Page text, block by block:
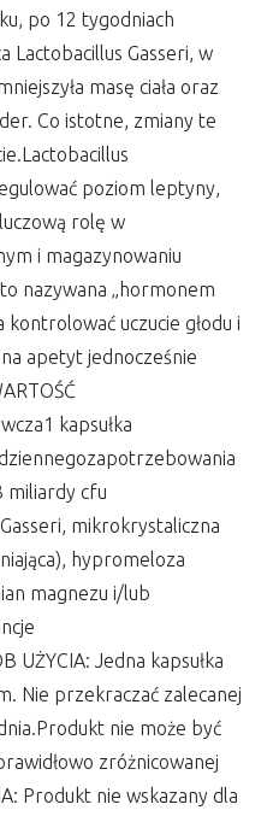
po 12 tygodniach
Lactobacillus Gasseri, w
masę ciała oraz
Co istotne, zmiany te
poziom leptyny,
rolę w
i magazynowaniu
nazywana „hormonem
uczucie głodu i
na apetyt jednocześnie
kapsułka
miliardy cfu
mikrokrystaliczna
hypromeloza
magnezu i/lub
UŻYCIA: Jedna kapsułka
Nie przekraczać zalecanej
nie może być
zróżnicowanej
Produkt nie wskazany dla